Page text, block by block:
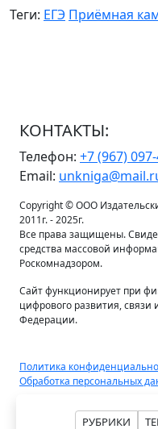
РУБРИКИ
Теги: ЕГЭ Приёмная
КОНТАКТЫ:
Телефон: +7 (967)
Email:
Copyright © ООО
2011г. - 2025г.
Все права защищены.
средства массовой
Роскомнадзором.
Сайт функционирует при
цифрового развития,
Федерации.
Политика
Обработка персональных